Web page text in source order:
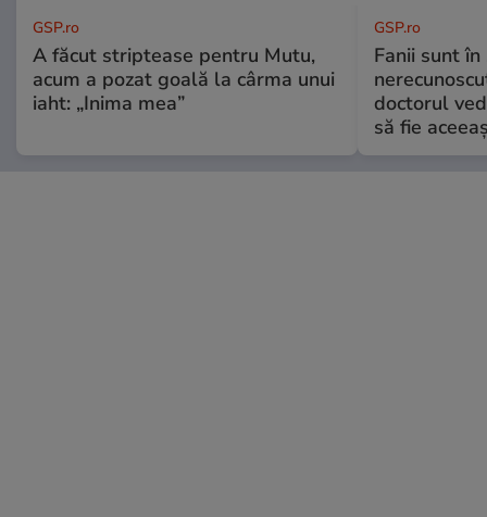
GSP.ro
A făcut striptease pentru Mutu,
acum a pozat goală la cârma unui
iaht: „Inima mea”
GSP.ro
Fanii sunt în
doctorul
să fie